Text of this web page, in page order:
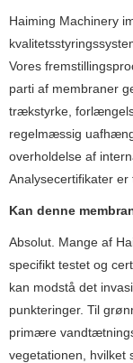
Haiming Machinery
Vores
parti af membraner
trækstyrke,
regelmæssig
overholdelse af
Analysecertifikater
Kan denne
Absolut. Mange af
specifikt testet og
kan modstå det
punkteringer. Til
primære
vegetationen, hvilket